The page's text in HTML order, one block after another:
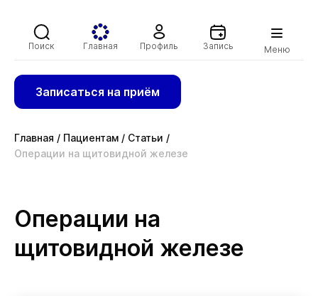
Поиск Главная Профиль Запись Меню
Записаться на приём
Главная / Пациентам / Статьи /
Операции на щитовидной железе
Операции на
щитовидной железе